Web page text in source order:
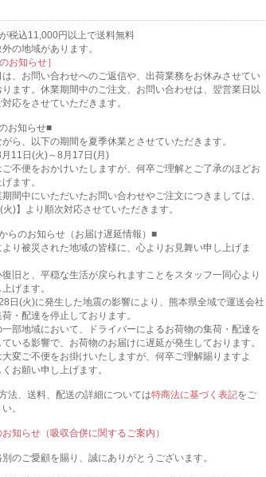
税込11,000円以上で送料無料
の地域があります。
お知らせ］
、お問い合わせへのご返信や、出荷業務をお休みさせてい
ります。休業期間中のご注文、お問い合わせは、翌営業日以
応をさせていただきます。
お知らせ■
ら、以下の期間を夏季休業とさせていただきます。
月11日(火)～8月17日(月)
ご不便をおかけいたしますが、何卒ご理解とご了承のほどお
ます。
間中にいただいたお問い合わせやご注文につきましては、
(火)】より順次対応させていただきます。
らのお知らせ（お届け遅延情報）■
り被災された地域の皆様に、心よりお見舞い申し上げま
旧と、平穏な生活が戻られますことをスタッフ一同心より
げます。
日(火)に発生した地震の影響により、熊本県全域で運送会社
・配達を停止しております。
一部地域において、ドライバーによるお荷物の集荷・配達を
いる影響で、お荷物のお届けに遅延が発生しております。
大変ご不便をお掛けいたしますが、何卒ご理解賜りますよ
お願い申し上げます。
法、送料、配送の詳細については特商法に基づく表記をご
。
知らせ（吸収合併に関するご案内）
のご愛顧を賜り、誠にありがとうございます。